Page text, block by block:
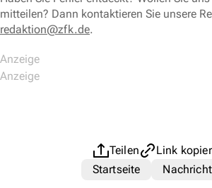
mitteilen? Dann kontaktieren Sie unsere
redaktion@zfk.de.
Teilen
Link
Startseite